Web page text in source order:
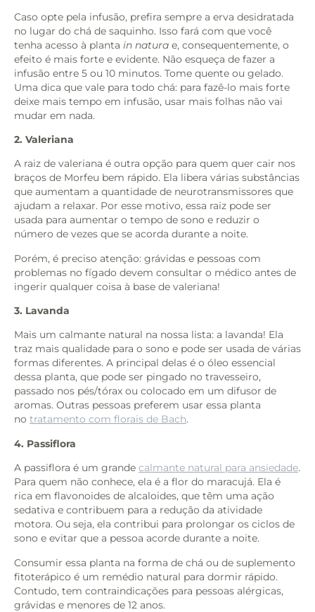
Caso opte pela infusão, prefira sempre a erva desidratada
no lugar do chá de saquinho. Isso fará com que você
tenha acesso à planta in natura e, consequentemente, o
efeito é mais forte e evidente. Não esqueça de fazer a
infusão entre 5 ou 10 minutos. Tome quente ou gelado.
Uma dica que vale para todo chá: para fazê-lo mais forte
deixe mais tempo em infusão, usar mais folhas não vai
mudar em nada.
2. Valeriana
A raiz de valeriana é outra opção para quem quer cair nos
braços de Morfeu bem rápido. Ela libera várias substâncias
que aumentam a quantidade de neurotransmissores que
ajudam a relaxar. Por esse motivo, essa raiz pode ser
usada para aumentar o tempo de sono e reduzir o
número de vezes que se acorda durante a noite.
Porém, é preciso atenção: grávidas e pessoas com
problemas no fígado devem consultar o médico antes de
ingerir qualquer coisa à base de valeriana!
3. Lavanda
Mais um calmante natural na nossa lista: a lavanda! Ela
traz mais qualidade para o sono e pode ser usada de várias
formas diferentes. A principal delas é o óleo essencial
dessa planta, que pode ser pingado no travesseiro,
passado nos pés/tórax ou colocado em um difusor de
aromas. Outras pessoas preferem usar essa planta
no tratamento com florais de Bach.
4. Passiflora
A passiflora é um grande calmante natural para ansiedade.
Para quem não conhece, ela é a flor do maracujá. Ela é
rica em flavonoides de alcaloides, que têm uma ação
sedativa e contribuem para a redução da atividade
motora. Ou seja, ela contribui para prolongar os ciclos de
sono e evitar que a pessoa acorde durante a noite.
Consumir essa planta na forma de chá ou de suplemento
fitoterápico é um remédio natural para dormir rápido.
Contudo, tem contraindicações para pessoas alérgicas,
grávidas e menores de 12 anos.